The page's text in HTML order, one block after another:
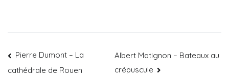
Pierre Dumont – La
cathédrale de Rouen
Albert Matignon – Bateaux au
crépuscule